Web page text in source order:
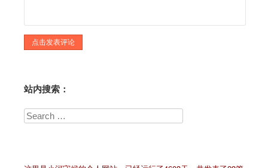
站内搜索：
Search